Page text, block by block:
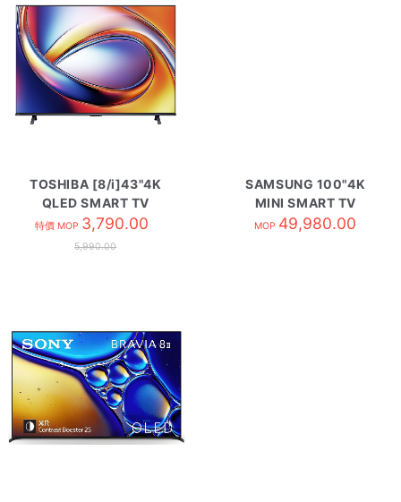
TOSHIBA [8/i]43"4K
QLED SMART TV
43M450SK
特價 MOP 3,790.00
5,990.00
SAMSUNG 100"4K
MINI SMART TV
UA100M90HAJXZK
MOP 49,980.00